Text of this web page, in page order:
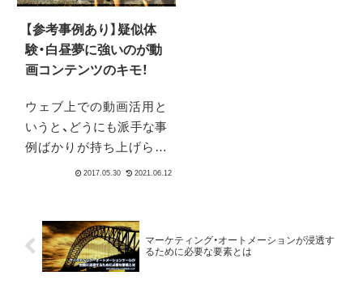
【参考事例あり】疑似体
験・白昼夢に強いのが動
画コンテンツのキモ！
ウェブ上での動画活用と
いうと、どうにも派手な事
例ばかりが持ち上げられ
がちでイマイチ参考にな
優先されている結果なの
かなと思うのですが、小さ
な企業でもやれるような
マーケティング・オートメーションが浸透す
るために必要な要素とは